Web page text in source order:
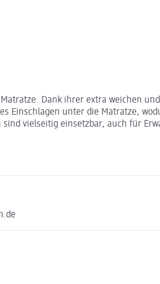
Dank ihrer extra weichen
Einschlagen unter die Matratze,
vielseitig einsetzbar, auch für